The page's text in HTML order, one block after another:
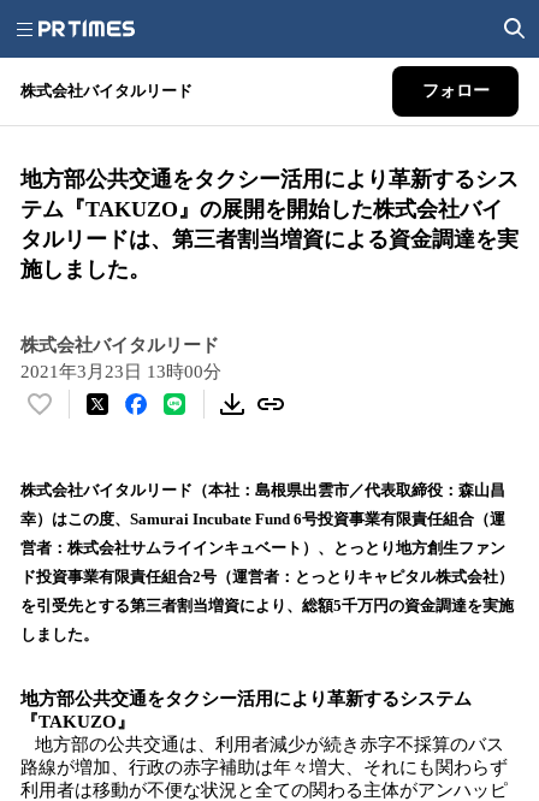
株式会社バイタルリード フォロー
地方部公共交通をタクシー活用により革新するシス
テム『TAKUZO』の展開を開始した株式会社バイ
タルリードは、第三者割当増資による資金調達を実
施しました。
株式会社バイタルリード
2021年3月23日 13時00分
い
！
数
を
読
み
込
み
で
す
株式会社バイタルリード（本社：島根県出雲市／代表取締役：森山昌
幸）はこの度、Samurai Incubate Fund 6号投資事業有限責任組合（運
営者：株式会社サムライインキュベート）、とっとり地方創生ファン
ド投資事業有限責任組合2号（運営者：とっとりキャピタル株式会社）
を引受先とする第三者割当増資により、総額5千万円の資金調達を実施
しました。
地方部公共交通をタクシー活用により革新するシステム
『TAKUZO』
地方部の公共交通は、利用者減少が続き赤字不採算のバス
路線が増加、行政の赤字補助は年々増大、それにも関わらず
利用者は移動が不便な状況と全ての関わる主体がアンハッピ